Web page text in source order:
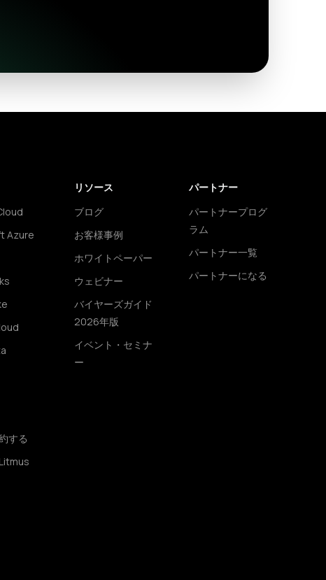
Azure
リソース
ブログ
お客様事例
ホワイトペーパー
ウェビナー
バイヤーズガイド
2026年版
イベント・セミナ
ー
パートナー
パートナープログ
ラム
パートナー一覧
パートナーになる
する